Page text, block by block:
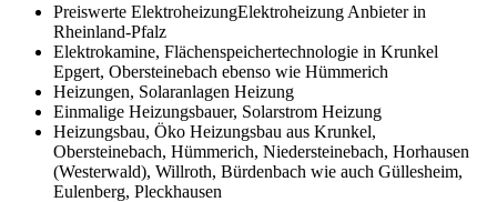
Preiswerte ElektroheizungElektroheizung Anbieter in
Rheinland-Pfalz
Elektrokamine, Flächenspeichertechnologie in Krunkel
Epgert, Obersteinebach ebenso wie Hümmerich
Heizungen, Solaranlagen Heizung
Einmalige Heizungsbauer, Solarstrom Heizung
Heizungsbau, Öko Heizungsbau aus Krunkel,
Obersteinebach, Hümmerich, Niedersteinebach, Horhausen
(Westerwald), Willroth, Bürdenbach wie auch Güllesheim,
Eulenberg, Pleckhausen